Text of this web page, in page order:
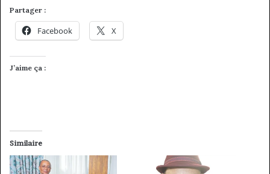
Partager :
Facebook X
J’aime ça :
Similaire